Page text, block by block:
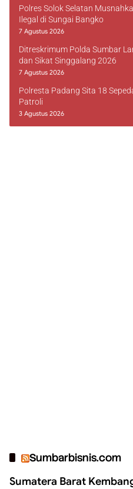
Polres Solok Selatan
Ilegal di Sungai Bangko
7 Agustus 2026
Ditreskrimum Polda Sumbar
dan Sikat Singgalang 2026
7 Agustus 2026
Polresta Padang Sita 18
Patroli
3 Agustus 2026
Sumbarbisnis.com
Sumatera Barat